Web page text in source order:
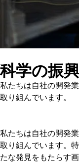
科学の振興
私たちは自社の開発
取り組んでいます。
私たちは自社の開発
取り組んでいます。
たな発見をもたらす